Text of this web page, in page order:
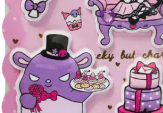
Etu ei koske Suuri‑lisäpalvelulla
Tarkista